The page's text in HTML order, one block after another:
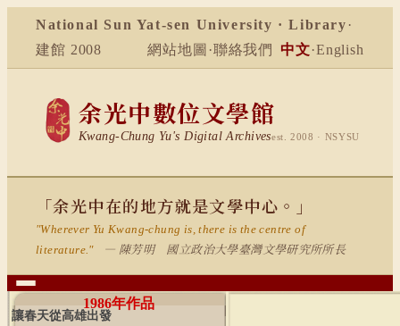
National Sun Yat-sen University · Library ·
建館 2008
網站地圖 ·聯絡我們 中文·English
余光中數位文學館
Kwang-Chung Yu's Digital Archivesest. 2008 · NSYSU
「余光中在的地方就是文學中心。」
"Wherever Yu Kwang-chung is, there is the centre of
literature."
— 陳芳明 國立政治大學臺灣文學研究所所長
1986年作品
讓春天從高雄出發